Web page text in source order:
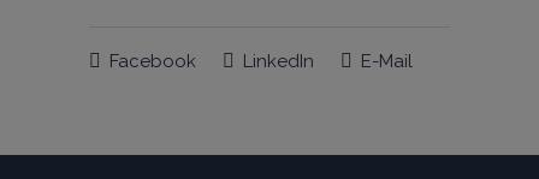
Facebook LinkedIn E-Mail